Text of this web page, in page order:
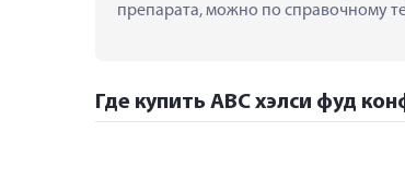
препарата, можно по справочному
Где купить АВС хэлси фуд